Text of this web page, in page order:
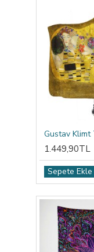
1.449,90TL
Sepete Ekle